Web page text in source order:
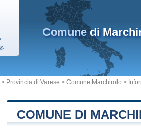
Comunedi
> Provincia di Varese > Comune Marchirolo >
COMUNE DI